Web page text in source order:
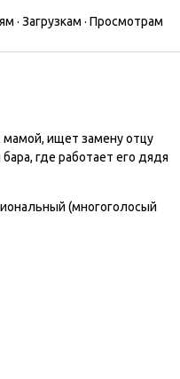
· Загрузкам · Просмотрам
ищет замену отцу
где работает его дядя
(многоголосый